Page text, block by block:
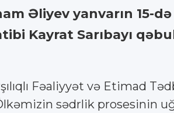
Əliyev yanvarın 15-də
Kayrat Sarıbayı
Fəaliyyət və Etimad
sədrlik prosesinin